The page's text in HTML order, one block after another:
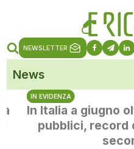
NEWSLETTER
News
IN EVIDENZA
In Italia a giugno
pubblici, record di